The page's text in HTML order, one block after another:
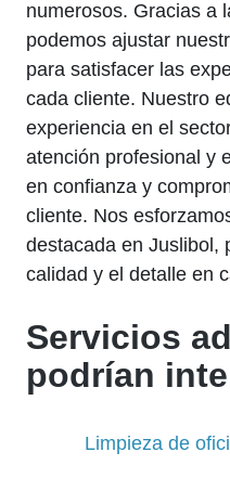
numerosos. Gracias a
podemos ajustar
para satisfacer las
cada cliente. Nuestro
experiencia en el
atención profesional y
en confianza y
cliente. Nos
destacada en Juslibol,
calidad y el detalle en
Servicios
podrían
Limpieza de